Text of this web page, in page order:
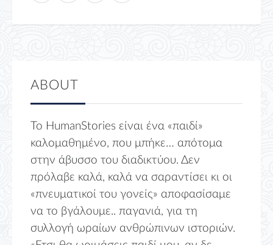
ABOUT
Το HumanStories είναι ένα «παιδί»
καλομαθημένο, που μπήκε… απότομα
στην άβυσσο του διαδικτύου. Δεν
πρόλαβε καλά, καλά να σαραντίσει κι οι
«πνευματικοί του γονείς» αποφασίσαμε
να το βγάλουμε.. παγανιά, για τη
συλλογή ωραίων ανθρώπινων ιστοριών.